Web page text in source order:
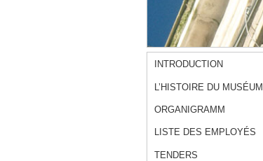
INTRODUCTION
L’HISTOIRE DU MUSÉUM
ORGANIGRAMM
LISTE DES EMPLOYÉS
TENDERS